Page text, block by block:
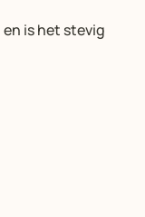
is het stevig